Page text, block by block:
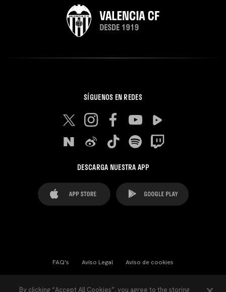
SÍGUENOS EN REDES
DESCARGA NUESTRA APP
FAQ's Aviso Legal Aviso de cookies
By clicking “Accept All Cookies”, you agree to the storing